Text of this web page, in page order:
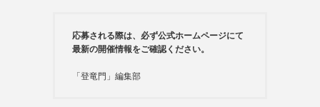
応募される際は、必ず公式ホームページにて
最新の開催情報をご確認ください。
「登竜門」編集部